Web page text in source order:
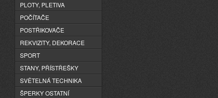
PLOTY, PLETIVA
POČÍTAČE
POSTŘIKOVAČE
REKVIZITY, DEKORACE
SPORT
STANY, PŘÍSTŘEŠKY
SVĚTELNÁ TECHNIKA
ŠPERKY OSTATNÍ